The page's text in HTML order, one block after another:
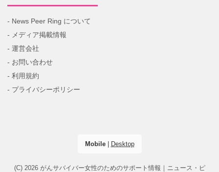
- News Peer Ring について
- メディア掲載情報
- 運営会社
- お問い合わせ
- 利用規約
- プライバシーポリシー
Mobile| Desktop
(C) 2026 がんサバイバー女性のためのサポート情報｜ニュース・ピ